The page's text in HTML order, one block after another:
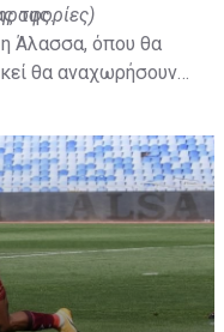
της.
Άλασσα, όπου θα
θα αναχωρήσουν
προπόνηση